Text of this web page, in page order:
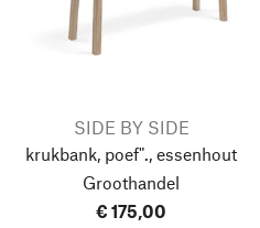
SIDE BY SIDE
krukbank, poef"., essenhout
Groothandel
€ 175,00